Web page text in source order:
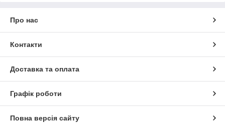
Про нас
Контакти
Доставка та оплата
Графік роботи
Повна версія сайту